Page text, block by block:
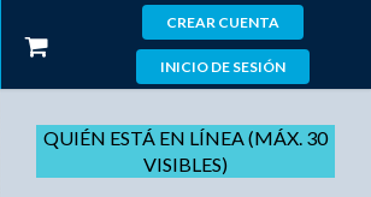
CREAR CUENTA
INICIO DE SESIÓN
QUIÉN ESTÁ EN LÍNEA (MÁX. 30
VISIBLES)